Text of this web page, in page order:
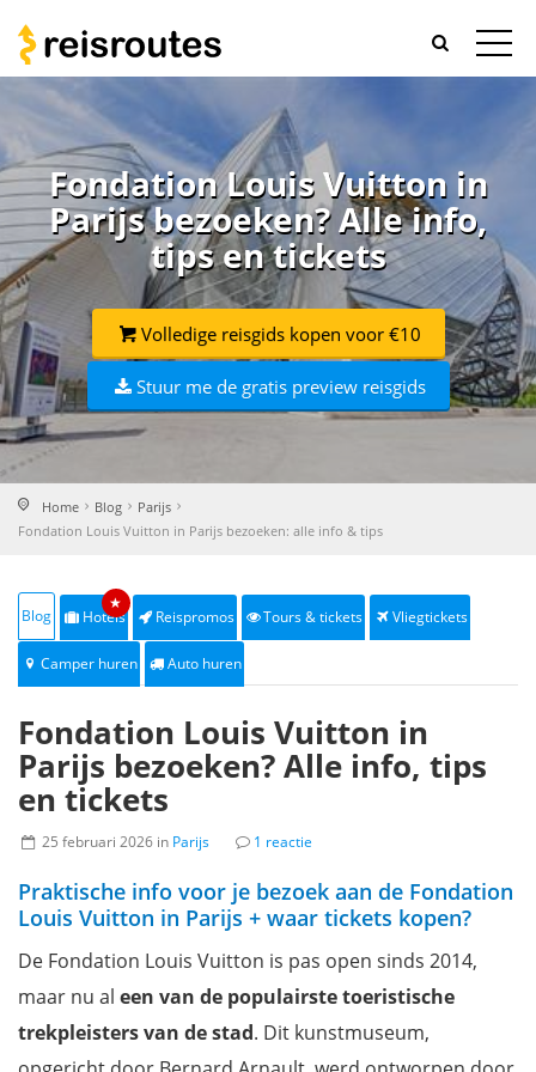
Fondation Louis Vuitton in
Parijs bezoeken? Alle info,
tips en tickets
Volledige reisgids kopen voor €10
Stuur me de gratis preview reisgids
Home Blog
Parijs
Fondation Louis Vuitton in Parijs bezoeken: alle info & tips
Blog Hotels
★
Reispromos Tours & tickets Vliegtickets
Camper huren Auto huren
Fondation Louis Vuitton in
Parijs bezoeken? Alle info, tips
en tickets
25 februari 2026 in Parijs 1 reactie
Praktische info voor je bezoek aan de Fondation
Louis Vuitton in Parijs + waar tickets kopen?
De Fondation Louis Vuitton is pas open sinds 2014,
maar nu al een van de populairste toeristische
trekpleisters van de stad. Dit kunstmuseum,